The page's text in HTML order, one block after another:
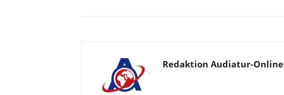
Redaktion Audiatur-Online